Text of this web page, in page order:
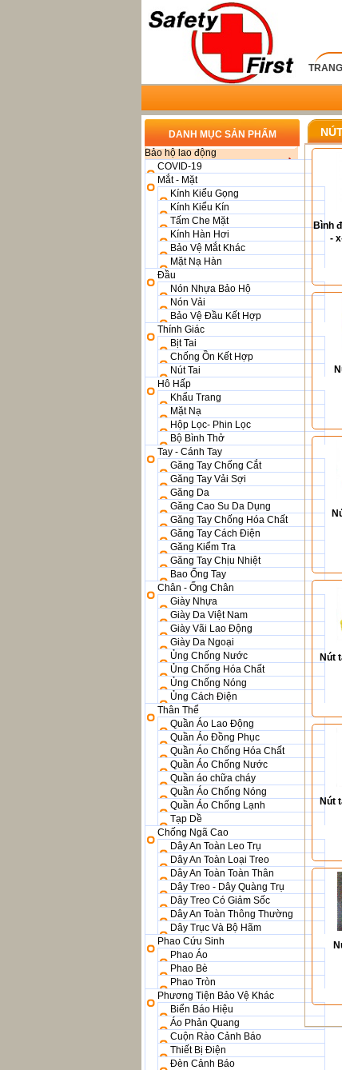
DANH MỤC SẢN PHẨM
Bảo hộ lao động
COVID-19
Mắt - Mặt
Kính Kiểu Gọng
Kính Kiểu Kín
Tấm Che Mặt
Kính Hàn Hơi
Bảo Vệ Mắt Khác
Mặt Nạ Hàn
Đầu
Nón Nhựa Bảo Hộ
Nón Vải
Bảo Vệ Đầu Kết Hợp
Thính Giác
Bịt Tai
Chống Ồn Kết Hợp
Nút Tai
Hô Hấp
Khẩu Trang
Mặt Nạ
Hộp Lọc- Phin Lọc
Bộ Bình Thở
Tay - Cánh Tay
Găng Tay Chống Cắt
Găng Tay Vải Sợi
Găng Da
Găng Cao Su Da Dụng
Găng Tay Chống Hóa Chất
Găng Tay Cách Điện
Găng Kiểm Tra
Găng Tay Chịu Nhiệt
Bao Ống Tay
Chân - Ống Chân
Giày Nhựa
Giày Da Việt Nam
Giày Vãi Lao Động
Giày Da Ngoại
Ủng Chống Nước
Ủng Chống Hóa Chất
Ủng Chống Nóng
Ủng Cách Điện
Thân Thể
Quần Áo Lao Động
Quần Áo Đồng Phục
Quần Áo Chống Hóa Chất
Quần Áo Chống Nước
Quần áo chữa cháy
Quần Áo Chống Nóng
Quần Áo Chống Lạnh
Tạp Dề
Chống Ngã Cao
Dây An Toàn Leo Trụ
Dây An Toàn Loại Treo
Dây An Toàn Toàn Thân
Dây Treo - Dây Quàng Trụ
Dây Treo Có Giảm Sốc
Dây An Toàn Thông Thường
Dây Trục Và Bộ Hãm
Phao Cứu Sinh
Phao Áo
Phao Bè
Phao Tròn
Phương Tiện Bảo Vệ Khác
Biển Báo Hiệu
Áo Phản Quang
Cuộn Rào Cảnh Báo
Thiết Bị Điện
Đèn Cảnh Báo
Bình
-
Nút
Nút